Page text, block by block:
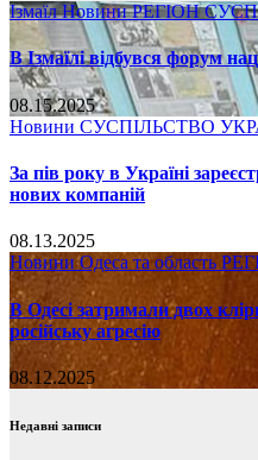
ІзмаїлНовиниРЕГІОН
В Ізмаїлі відбувся форум
08.15.2025
Новини СУСПІЛЬСТВО
За пів року в Україні
нових компаній
08.13.2025
НовиниОдеса та область
В Одесі затримали двох
російську агресію
08.12.2025
Недавні записи